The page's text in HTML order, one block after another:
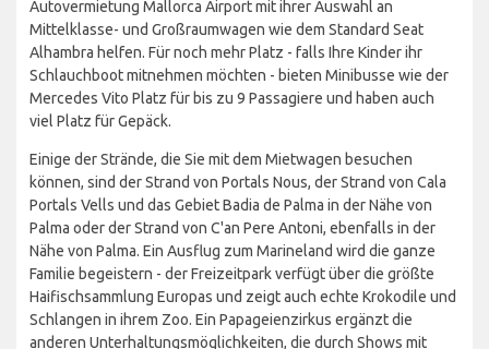
Autovermietung Mallorca Airport mit ihrer Auswahl an
Mittelklasse- und Großraumwagen wie dem Standard Seat
Alhambra helfen. Für noch mehr Platz - falls Ihre Kinder ihr
Schlauchboot mitnehmen möchten - bieten Minibusse wie der
Mercedes Vito Platz für bis zu 9 Passagiere und haben auch
viel Platz für Gepäck.
Einige der Strände, die Sie mit dem Mietwagen besuchen
können, sind der Strand von Portals Nous, der Strand von Cala
Portals Vells und das Gebiet Badia de Palma in der Nähe von
Palma oder der Strand von C'an Pere Antoni, ebenfalls in der
Nähe von Palma. Ein Ausflug zum Marineland wird die ganze
Familie begeistern - der Freizeitpark verfügt über die größte
Haifischsammlung Europas und zeigt auch echte Krokodile und
Schlangen in ihrem Zoo. Ein Papageienzirkus ergänzt die
anderen Unterhaltungsmöglichkeiten, die durch Shows mit